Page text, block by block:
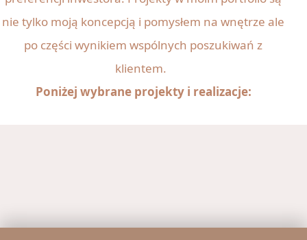
nie tylko moją koncepcją i pomysłem na wnętrze ale
po części wynikiem wspólnych poszukiwań z
klientem.
Poniżej wybrane projekty i realizacje: